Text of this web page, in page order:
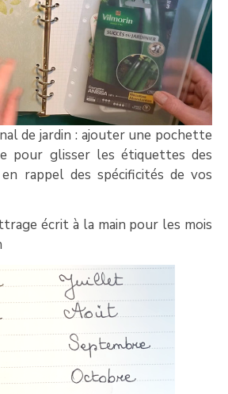
de jardin : ajouter une pochette
pour glisser les étiquettes des
rappel des spécificités de vos
écrit à la main pour les mois